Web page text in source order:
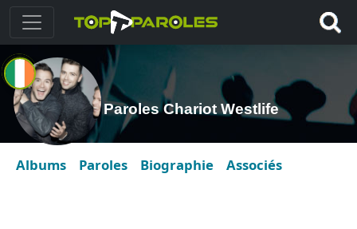
Paroles Chariot Westlife
Albums Paroles Biographie Associés